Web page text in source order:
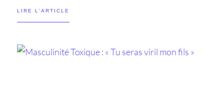
LIRE L'ARTICLE